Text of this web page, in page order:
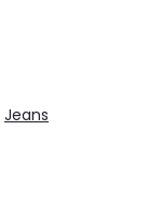
Jeans